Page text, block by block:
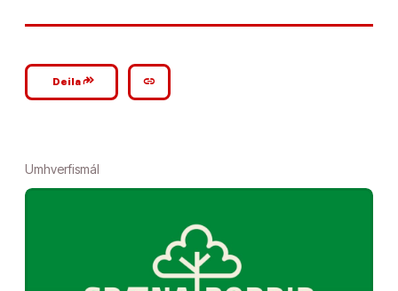
Deilagoogle_plus_reshare link
Umhverfismál